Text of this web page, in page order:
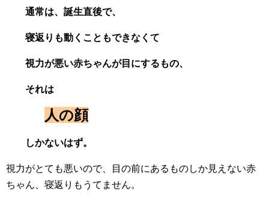
通常は、誕生直後で、
寝返りも動くこともできなくて
視力が悪い赤ちゃんが目にするもの、
それは
人の顔
しかないはず。
視力がとても悪いので、目の前にあるものしか見えない赤
ちゃん、寝返りもうてません。